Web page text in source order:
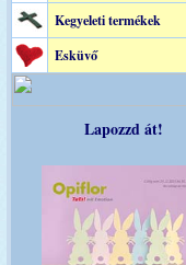
Kegyeleti termékek
Esküvő
Lapozzd át!